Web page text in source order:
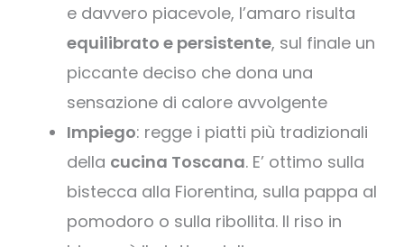
e davvero piacevole, l’amaro risulta
equilibrato e persistente, sul finale un
piccante deciso che dona una
sensazione di calore avvolgente
Impiego: regge i piatti più tradizionali
della cucina Toscana. E’ ottimo sulla
bistecca alla Fiorentina, sulla pappa al
pomodoro o sulla ribollita. Il riso in